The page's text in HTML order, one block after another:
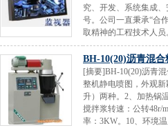
究、开发、系统集成
号。公司一直秉承“合
取精神的工程技术人
BH-10(20)沥青混合
[摘要]BH-10(20)沥青
整机静电喷图，外观
升）两种。2、加热锅
搅拌浆转速：公转48r/
率：3KW。10、环境